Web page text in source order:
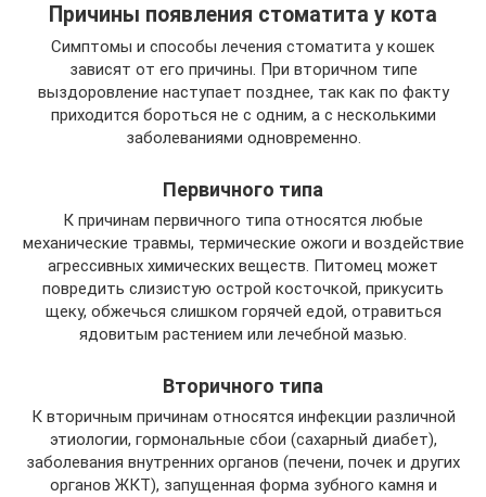
Причины появления стоматита у кота
Симптомы и способы лечения стоматита у кошек
зависят от его причины. При вторичном типе
выздоровление наступает позднее, так как по факту
приходится бороться не с одним, а с несколькими
заболеваниями одновременно.
Первичного типа
К причинам первичного типа относятся любые
механические травмы, термические ожоги и воздействие
агрессивных химических веществ. Питомец может
повредить слизистую острой косточкой, прикусить
щеку, обжечься слишком горячей едой, отравиться
ядовитым растением или лечебной мазью.
Вторичного типа
К вторичным причинам относятся инфекции различной
этиологии, гормональные сбои (сахарный диабет),
заболевания внутренних органов (печени, почек и других
органов ЖКТ), запущенная форма зубного камня и